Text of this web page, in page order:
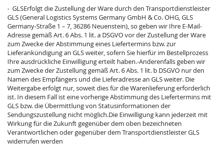
- GLSErfolgt die Zustellung der Ware durch den Transportdienstleister
GLS (General Logistics Systems Germany GmbH & Co. OHG, GLS
Germany-Straße 1 – 7, 36286 Neuenstein), so geben wir Ihre E-Mail-
Adresse gemäß Art. 6 Abs. 1 lit. a DSGVO vor der Zustellung der Ware
zum Zwecke der Abstimmung eines Liefertermins bzw. zur
Lieferankündigung an GLS weiter, sofern Sie hierfür im Bestellprozess
Ihre ausdrückliche Einwilligung erteilt haben.-Anderenfalls geben wir
zum Zwecke der Zustellung gemäß Art. 6 Abs. 1 lit. b DSGVO nur den
Namen des Empfängers und die Lieferadresse an GLS weiter. Die
Weitergabe erfolgt nur, soweit dies für die Warenlieferung erforderlich
ist. In diesem Fall ist eine vorherige Abstimmung des Liefertermins mit
GLS bzw. die Übermittlung von Statusinformationen der
Sendungszustellung nicht möglich.Die Einwilligung kann jederzeit mit
Wirkung für die Zukunft gegenüber dem oben bezeichneten
Verantwortlichen oder gegenüber dem Transportdienstleister GLS
widerrufen werden